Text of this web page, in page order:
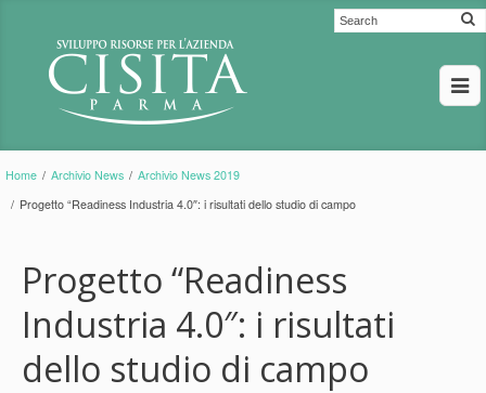
Home / Archivio News / Archivio News 2019
/ Progetto “Readiness Industria 4.0″: i risultati dello studio di campo
Progetto “Readiness
Industria 4.0″: i risultati
dello studio di campo